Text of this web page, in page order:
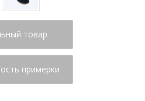
товар
примерки